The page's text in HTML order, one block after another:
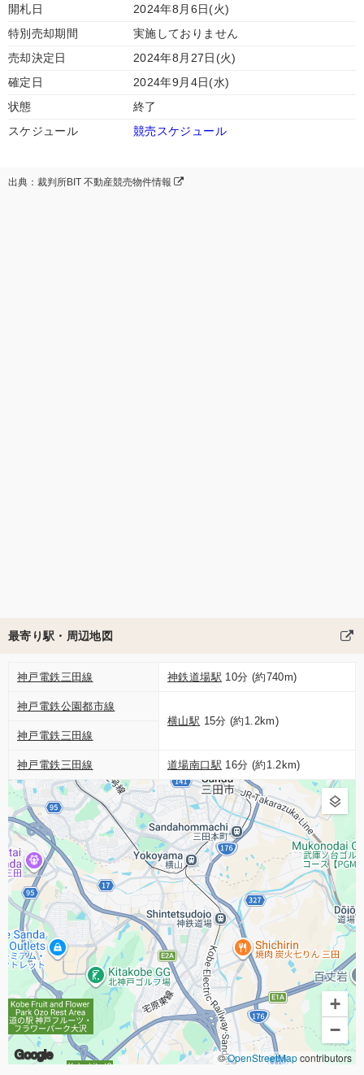
開札日
2024年8月6日(火)
特別売却期間
実施しておりません
売却決定日
2024年8月27日(火)
確定日
2024年9月4日(水)
状態
終了
スケジュール
競売スケジュール
出典：裁判所BIT 不動産競売物件情報
最寄り駅・周辺地図
神戸電鉄三田線 神鉄道場駅 10分 (約740m)
神戸電鉄公園都市線
横山駅 15分 (約1.2km)
神戸電鉄三田線
神戸電鉄三田線 道場南口駅 16分 (約1.2km)
Google
+
−
©OpenStreetMapcontributors